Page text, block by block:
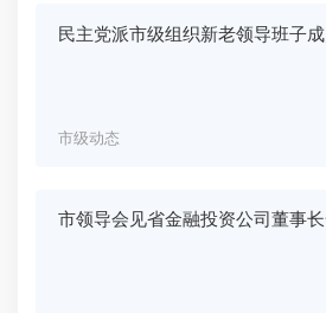
民主党派市级组织新老领导班子
市级动态
市领导会见省金融投资公司董事